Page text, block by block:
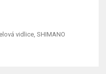
vidlice, SHIMANO